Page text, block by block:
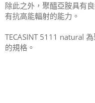
除此之外，聚醯亞胺具有
有抗高能輻射的能力。
TECASINT 5111 natural
的規格。